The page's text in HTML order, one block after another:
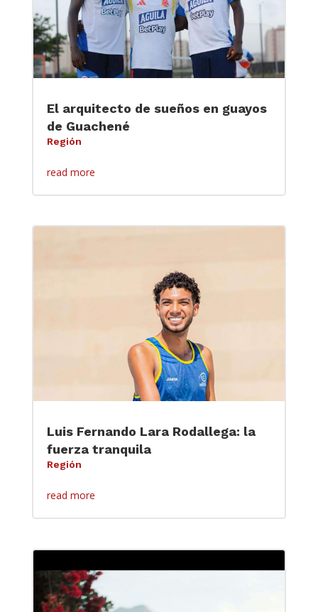
El arquitecto de sueños en guayos
de Guachené
Región
read more
Luis Fernando Lara Rodallega: la
fuerza tranquila
Región
read more